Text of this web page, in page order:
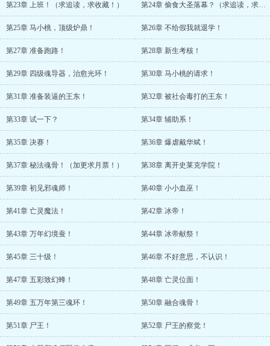
第23章 上班！（求追读，求收藏！） 第24章 偷食大圣落幕？（求追读，求收藏！）
第25章 马小桃，顶级炉鼎！ 第26章 不给假我就退学！
第27章 准备跑路！ 第28章 新生考核！
第29章 四级魂导器，治愈光环！ 第30章 马小桃的请求！
第31章 准备装逼的王东！ 第32章 被社会毒打的王东！
第33章 试一下？ 第34章 辅助系！
第35章 决赛！ 第36章 爆虐戴华斌！
第37章 秘法魂骨！（加更求月票！） 第38章 离开史莱克学院！
第39章 初见邪魂师！ 第40章 小小血巫！
第41章 亡灵魔法！ 第42章 冰帝！
第43章 万年幻境蚕！ 第44章 冰帝献祭！
第45章 三十级！ 第46章 不好意思，不认识！
第47章 五彩致幻蜂！ 第48章 亡灵位面！
第49章 五万年第三魂环！ 第50章 融合魂骨！
第51章 尸王！ 第52章 尸王的察觉！